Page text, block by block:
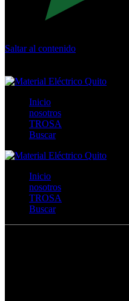
Saltar al contenido
Inicio
nosotros
TROSA
Buscar
Inicio
nosotros
TROSA
Buscar